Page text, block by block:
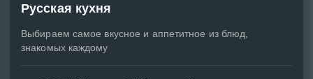
Русская кухня
Выбираем самое вкусное и аппетитное из блюд,
знакомых каждому